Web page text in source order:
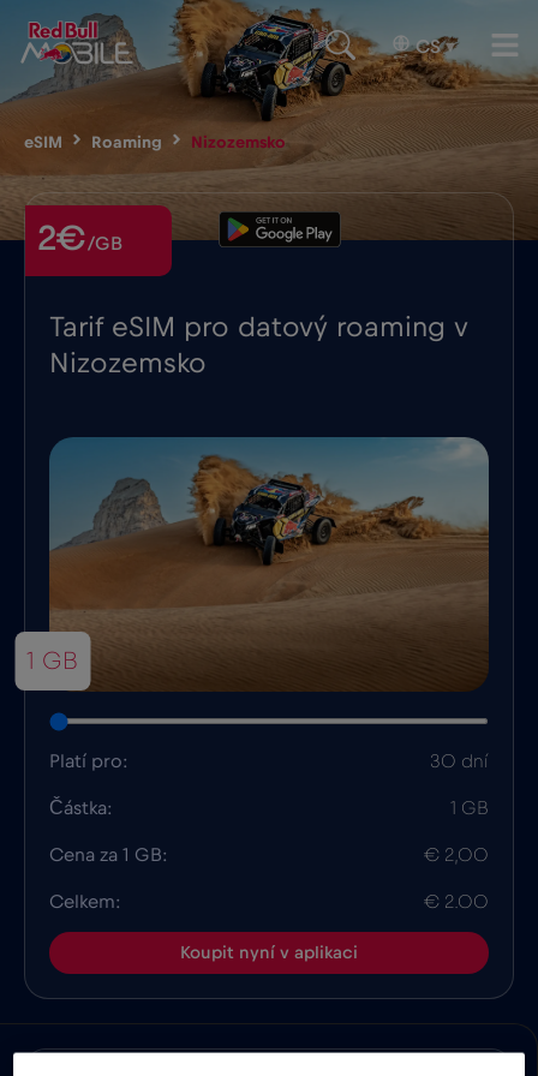
CS ▾
eSIM Roaming Nizozemsko
Tarif eSIM pro datový roaming v
Nizozemsko
2€/GB
1 GB
Platí pro: 30 dní
Částka: 1 GB
Cena za 1 GB: € 2,00
Celkem: € 2.00
Koupit nyní v aplikaci